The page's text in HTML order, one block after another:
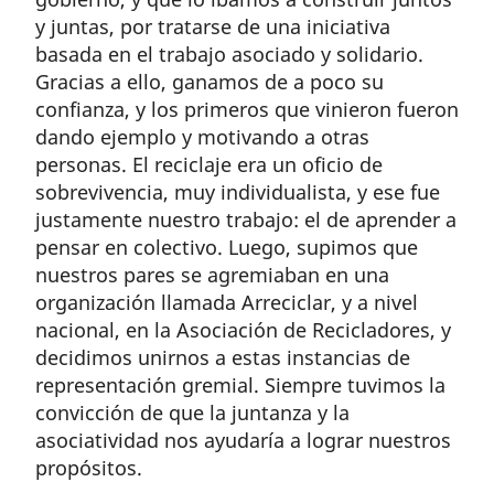
y juntas, por tratarse de una iniciativa
basada en el trabajo asociado y solidario.
Gracias a ello, ganamos de a poco su
confianza, y los primeros que vinieron fueron
dando ejemplo y motivando a otras
personas. El reciclaje era un oficio de
sobrevivencia, muy individualista, y ese fue
justamente nuestro trabajo: el de aprender a
pensar en colectivo. Luego, supimos que
nuestros pares se agremiaban en una
organización llamada Arreciclar, y a nivel
nacional, en la Asociación de Recicladores, y
decidimos unirnos a estas instancias de
representación gremial. Siempre tuvimos la
convicción de que la juntanza y la
asociatividad nos ayudaría a lograr nuestros
propósitos.